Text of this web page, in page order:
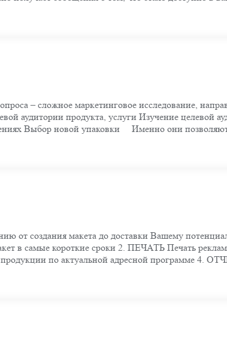
– сложное маркетинговое исследование,
аудитории продукта, услуги Изучение целевой
Выбор новой упаковки ⠀ Именно они
макета до доставки Вашему
в самые короткие сроки 2. ПЕЧАТЬ Печать
по актуальной адресной программе 4.